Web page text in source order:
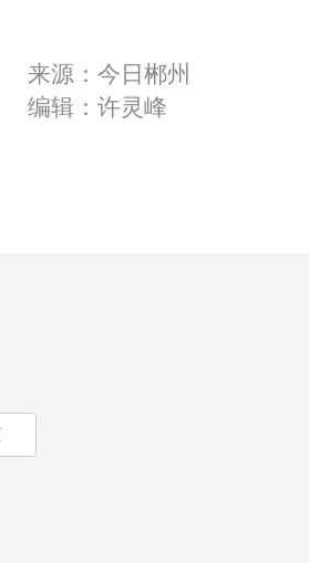
来源：今日郴州
编辑：许灵峰